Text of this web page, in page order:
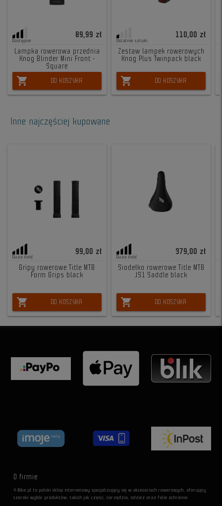
Dostępne
89,99 zł
Lampka rowerowa przednia
Knog Blinder Mini Front -
Square
shopping_cart DO KOSZYKA
Ostatnie sztuki
110,00 zł
Zestaw lampek rowerowych
Knog Plus Twinpack black
shopping_cart DO KOSZYKA
Inne najczęściej kupowane
Duża ilość
99,00 zł
Gripy rowerowe Title MTB
Form Grips black
shopping_cart DO KOSZYKA
Duża ilość
379,00 zł
Siodełko rowerowe Title MTB
JS1 Saddle black
shopping_cart DO KOSZYKA
O firmie
4-Bike.pl to polski sklep internetowy specjalizujący się w akcesoriach rowerowych, oferujący
szeroki wybór produktów, takich jak części, narzędzia, odzież oraz folie ochronne.